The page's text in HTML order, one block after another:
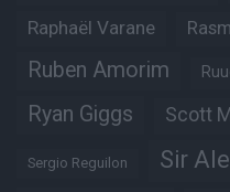
Raphaël Varane
Ruben Amorim
Ryan Giggs Scott
Sergio Reguilon Sir